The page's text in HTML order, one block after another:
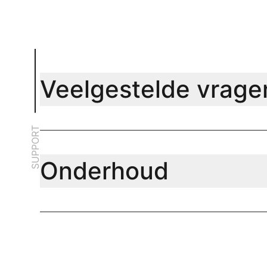
SUPPORT
Veelgestelde
Onderhoud